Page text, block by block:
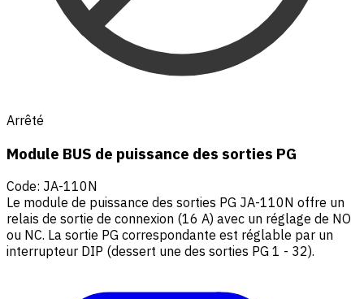
Arrêté
Module BUS de puissance des sorties PG
Code: JA-110N
Le module de puissance des sorties PG JA-110N offre un
relais de sortie de connexion (16 A) avec un réglage de NO
ou NC. La sortie PG correspondante est réglable par un
interrupteur DIP (dessert une des sorties PG 1 - 32).